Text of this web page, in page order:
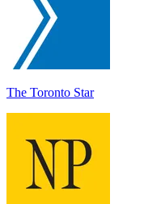
The Toronto Star